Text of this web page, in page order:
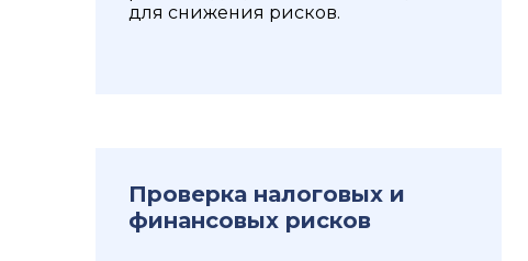
для снижения рисков.
Проверка налоговых и
финансовых рисков